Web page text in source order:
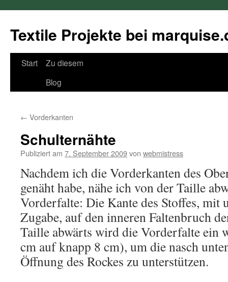
Textile Projekte bei
Springe
Start
Zu diesem
Blog
← Vorderkanten
Schulternähte
Publiziert am 7. September 2009von webmistress
Nachdem ich die Vorderkanten des
genäht habe, nähe ich von der Taille
Vorderfalte: Die Kante des Stoffes, mit
Zugabe, auf den inneren Faltenbruch
Taille abwärts wird die Vorderfalte ein
cm auf knapp 8 cm), um die nasch
Öffnung des Rockes zu unterstützen.